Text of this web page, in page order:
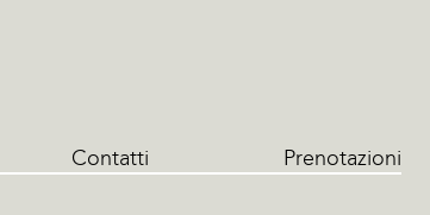
Contatti Prenotazioni